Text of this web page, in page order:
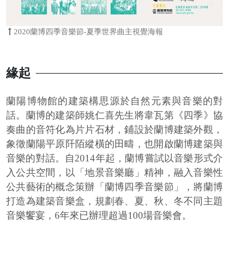
2020蘭博四季音樂節-夏季世界曲主視覺海報
緣起
蘭陽博物館的建築構思源於自然元素與音樂的對
話。蘭博的建築師姚仁喜先生將韋瓦第《四季》協
奏曲的音符化為片片石材，鋪設於蘭博建築外觀，
象徵蘭陽平原阡陌縱橫的田疇，也開啟蘭博建築與
音樂的對話。自2014年起，蘭博嘗試以音樂形式介
入公共空間，以「地景音樂廳」精神，融入音樂性
公共藝術的概念策辦「蘭博四季音樂節」，將蘭博
打造為建築音樂盒，規劃春、夏、秋、冬不同主題
音樂饗宴，6年來已辦理超過100場音樂會。